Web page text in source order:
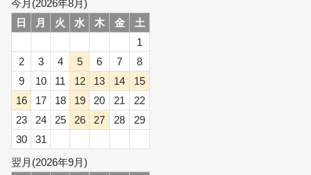
今月(2026年8月)
日
月 火 水 木 金
土
1
2
3 4 5 6 7
8
9
10 11 12 13 14
15
16
17 18 19 20 21
22
23
24 25 26 27 28
29
30
31
翌月(2026年9月)